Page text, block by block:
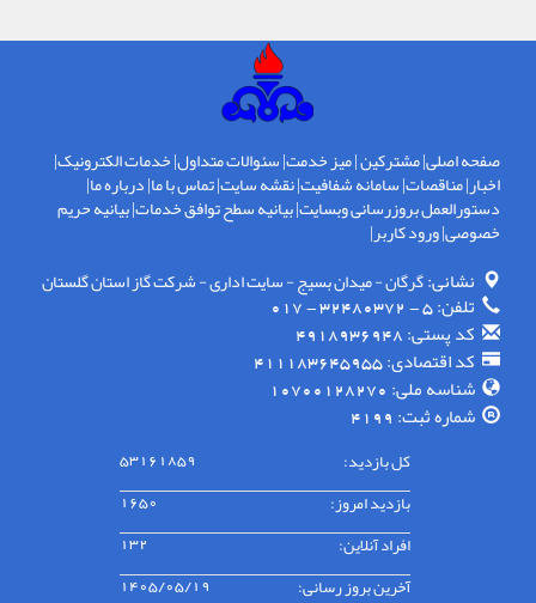
صفحه اصلی|مشترکین|میز خدمت|سئوالات متداول|خدمات الکترونیک|
اخبار|مناقصات|سامانه شفافیت|نقشه سایت|تماس با ما|درباره ما|
دستورالعمل بروزرسانی وبسایت|بیانیه سطح توافق خدمات|بیانیه حریم
خصوصی|ورود کاربر|
نشانی:گرگان - ميدان بسيج - سايت اداری - شركت گاز استان گلستان
تلفن: 5 - 32480372 - 017
کد پستی: 4918936948
کد اقتصادی: 411183645955
شناسه ملی: 10700128270
شماره ثبت: 4199
کل بازدید: 53161859
بازدید امروز: 1650
افراد آنلاین: 132
آخرین بروز رسانی: 1405/05/19